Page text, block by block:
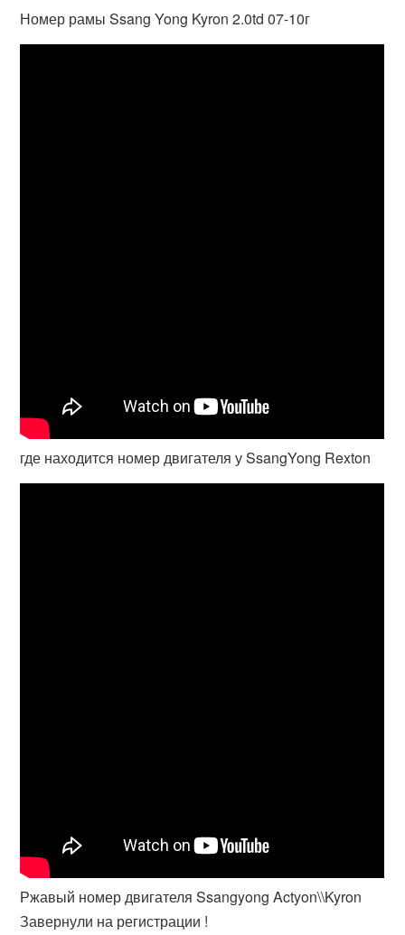
Номер рамы Ssang Yong Kyron 2.0td 07-10г
где находится номер двигателя у SsangYong Rexton
Ржавый номер двигателя Ssangyong Actyon\\Kyron
Завернули на регистрации !